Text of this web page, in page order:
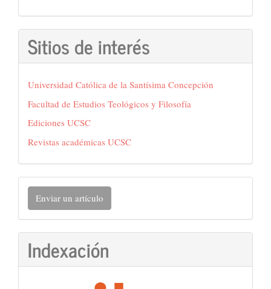
Sitios de interés
Universidad Católica de la Santísima Concepción
Facultad de Estudios Teológicos y Filosofía
Ediciones UCSC
Revistas académicas UCSC
Enviar
un
artículo
Enviar un artículo
Indexación